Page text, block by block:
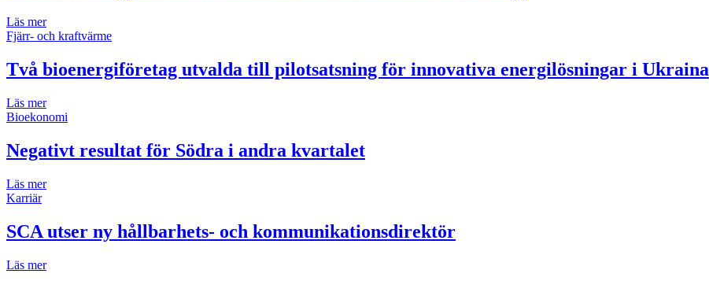
Läs mer
Fjärr- och kraftvärme
Två bioenergiföretag utvalda till pilotsatsning för innovativa energilösningar i Ukraina
Läs mer
Bioekonomi
Negativt resultat för Södra i andra kvartalet
Läs mer
Karriär
SCA utser ny hållbarhets- och kommunikationsdirektör
Läs mer